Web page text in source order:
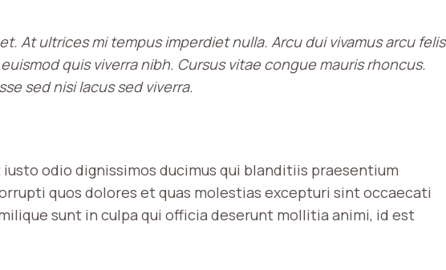
At ultrices mi tempus imperdiet nulla. Arcu dui vivamus arcu felis
quis viverra nibh. Cursus vitae congue mauris rhoncus.
sed nisi lacus sed viverra.
odio dignissimos ducimus qui blanditiis praesentium
quos dolores et quas molestias excepturi sint occaecati
sunt in culpa qui officia deserunt mollitia animi, id est